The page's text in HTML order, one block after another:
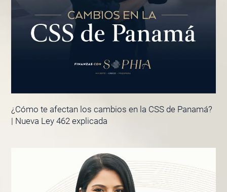
¿Cómo te afectan los cambios en la CSS de Panamá?
| Nueva Ley 462 explicada